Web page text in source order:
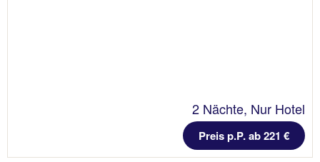
2 Nächte, Nur Hotel
Preis p.P. ab 221 €